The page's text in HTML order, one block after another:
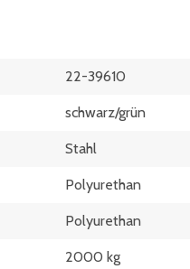
22-39610
schwarz/grün
Stahl
Polyurethan
Polyurethan
2000 kg